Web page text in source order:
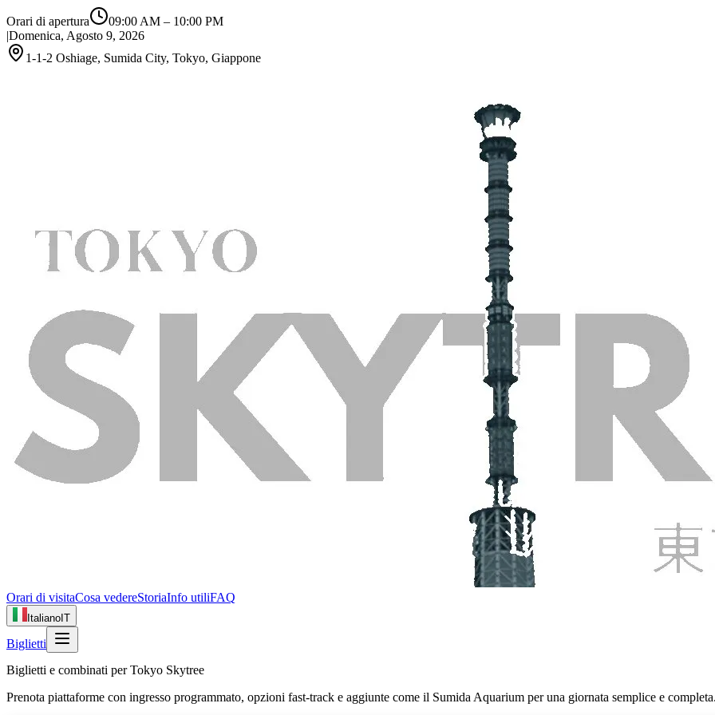
Orari di apertura 09:00 AM – 10:00 PM
|Domenica, Agosto 9, 2026
1-1-2 Oshiage, Sumida City, Tokyo, Giappone
Orari di visitaCosa vedereStoriaInfo utiliFAQ
Italiano IT
Biglietti
Biglietti e combinati per Tokyo Skytree
Prenota piattaforme con ingresso programmato, opzioni fast‑track e aggiunte come il Sumida Aquarium per una giornata semplice e